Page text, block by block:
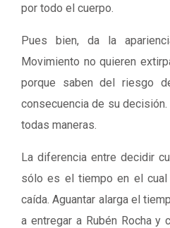
por todo el cuerpo.
Pues bien, da la
Movimiento no quieren
porque saben del riesgo
consecuencia de su
todas maneras.
La diferencia entre decidir
sólo es el tiempo en el cual
caída. Aguantar alarga el
a entregar a Rubén Rocha y